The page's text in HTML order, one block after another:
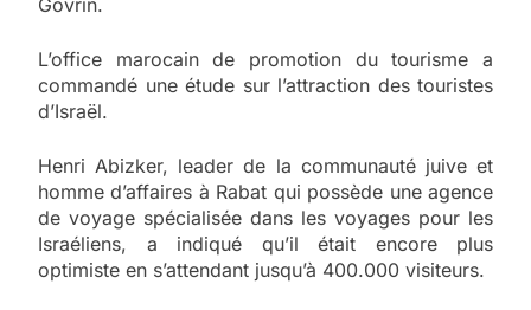
L’office marocain de promotion du tourisme a
commandé une étude sur l’attraction des touristes
d’Israël.
Henri Abizker, leader de la communauté juive et
homme d’affaires à Rabat qui possède une agence
de voyage spécialisée dans les voyages pour les
Israéliens, a indiqué qu’il était encore plus
optimiste en s’attendant jusqu’à 400.000 visiteurs.